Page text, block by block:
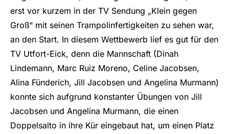
erst vor kurzem in der TV Sendung „Klein gegen
Groß“ mit seinen Trampolinfertigkeiten zu sehen war,
an den Start. In diesem Wettbewerb lief es gut für den
TV Utfort-Eick, denn die Mannschaft (Dinah
Lindemann, Marc Ruiz Moreno, Celine Jacobsen,
Alina Fünderich, Jill Jacobsen und Angelina Murmann)
konnte sich aufgrund konstanter Übungen von Jill
Jacobsen und Angelina Murmann, die einen
Doppelsalto in ihre Kür eingebaut hat, um einen Platz